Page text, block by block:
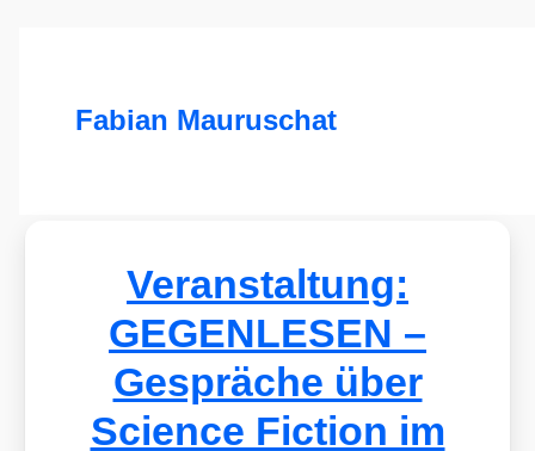
Fabian Mauruschat
Veranstaltung:
GEGENLESEN –
Gespräche über
Science Fiction im